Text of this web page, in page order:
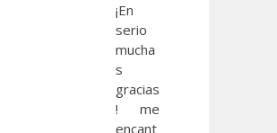
¡En
serio
mucha
s
gracias
! me
encant